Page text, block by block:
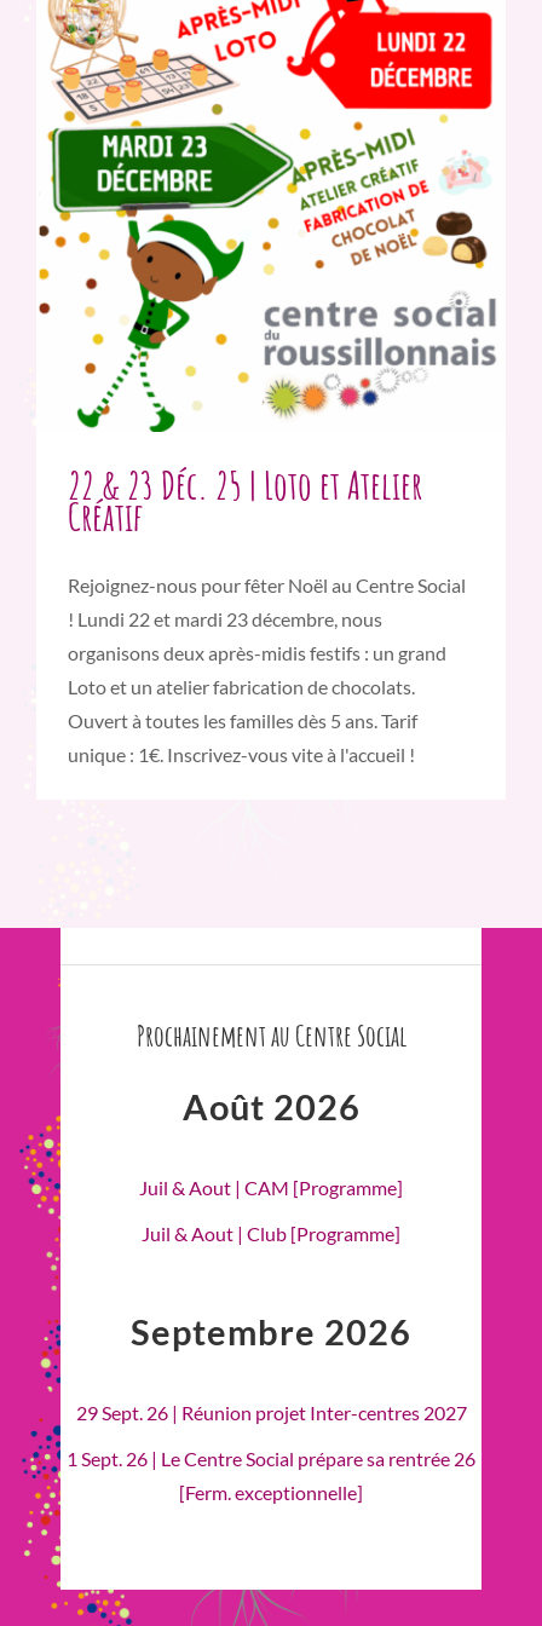
22 & 23 Déc. 25 | Loto et Atelier
Créatif
Rejoignez-nous pour fêter Noël au Centre Social
! Lundi 22 et mardi 23 décembre, nous
organisons deux après-midis festifs : un grand
Loto et un atelier fabrication de chocolats.
Ouvert à toutes les familles dès 5 ans. Tarif
unique : 1€. Inscrivez-vous vite à l'accueil !
Prochainement au Centre Social
Août 2026
Juil & Aout | CAM [Programme]
Juil & Aout | Club [Programme]
Septembre 2026
29 Sept. 26 | Réunion projet Inter-centres 2027
1 Sept. 26 | Le Centre Social prépare sa rentrée 26
[Ferm. exceptionnelle]